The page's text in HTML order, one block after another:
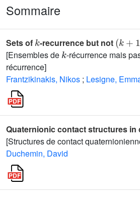
Sommaire
Sets of -recurrence but not
(k
[Ensembles de
k
-récurrence mais
récurrence]
Frantzikinakis, Nikos ; Lesigne,
Quaternionic contact structures in
[Structures de contact
Duchemin, David